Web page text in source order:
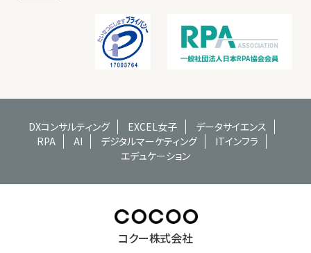
DXコンサルティング EXCEL女子
データサイエンス
RPA
AI デジタルマーケティング
ITインフラ
エデュケーション
コクー株式会社